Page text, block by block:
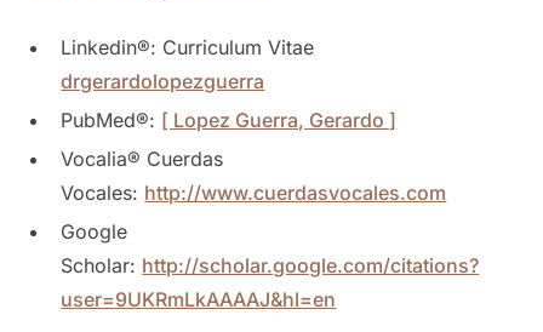
Linkedin®: Curriculum Vitae
drgerardolopezguerra
PubMed®: [ Lopez Guerra, Gerardo ]
Vocalia® Cuerdas
Vocales: http://www.cuerdasvocales.com
Google
Scholar: http://scholar.google.com/citations?
user=9UKRmLkAAAAJ&hl=en